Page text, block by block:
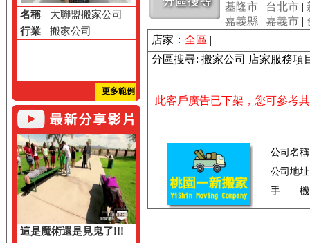
名稱
大聯盟搬家公司
行業
搬家公司
更多範例
這是魔術還是見鬼了!!!
基隆市 | 台北市 |
嘉義縣 | 嘉義市 |
店家： 全區 |
分區搜尋: 搬家公司 店家服務項
此客戶廣告已下架，您可參考
公司名
公司地
手 機